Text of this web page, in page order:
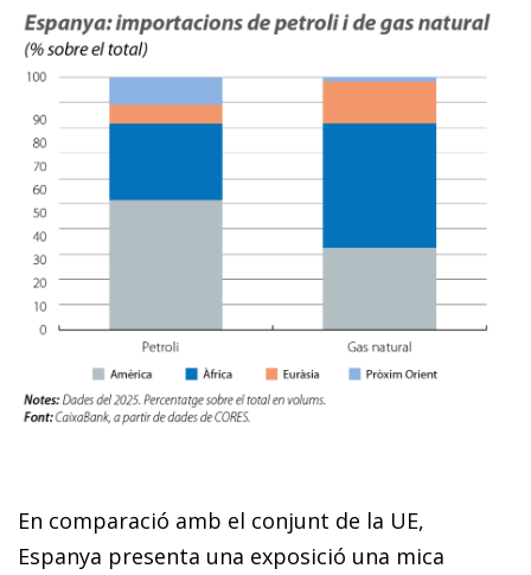
En comparació amb el conjunt de la UE,
Espanya presenta una exposició una mica